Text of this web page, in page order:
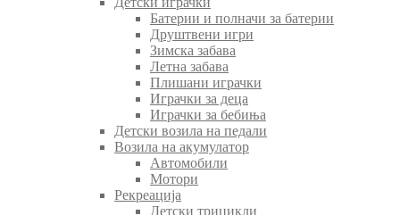
Батерии и полначи за батерии
Друштвени игри
Зимска забава
Летна забава
Плишани играчки
Играчки за деца
Играчки за бебиња
Детски возила на педали
Возила на акумулатор
Автомобили
Мотори
Рекреација
Детски трицикли